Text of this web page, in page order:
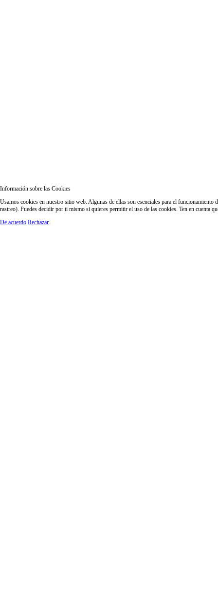
Información sobre las Cookies
Usamos cookies en nuestro sitio web. Algunas de ellas son esenciales para el
rastreo). Puedes decidir por ti mismo si quieres permitir el uso de las cookies. Ten en cuenta
De acuerdo Rechazar